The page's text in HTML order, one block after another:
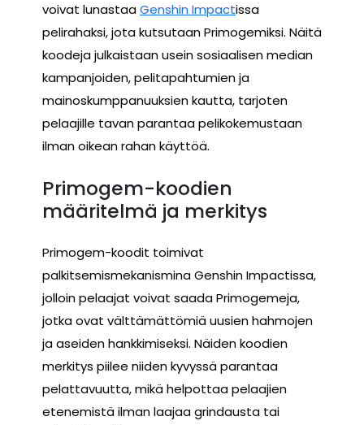
voivat lunastaaGenshin Impactissa
pelirahaksi, jota kutsutaan Primogemiksi. Näitä
koodeja julkaistaan usein sosiaalisen median
kampanjoiden, pelitapahtumien ja
mainoskumppanuuksien kautta, tarjoten
pelaajille tavan parantaa pelikokemustaan
ilman oikean rahan käyttöä.
Primogem-koodien
määritelmä ja merkitys
Primogem-koodit toimivat
palkitsemismekanismina Genshin Impactissa,
jolloin pelaajat voivat saada Primogemeja,
jotka ovat välttämättömiä uusien hahmojen
ja aseiden hankkimiseksi. Näiden koodien
merkitys piilee niiden kyvyssä parantaa
pelattavuutta, mikä helpottaa pelaajien
etenemistä ilman laajaa grindausta tai